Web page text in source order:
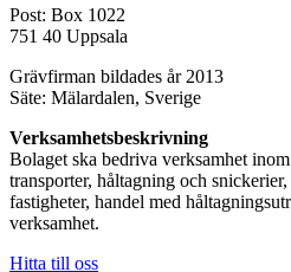
Post: Box 1022
751 40 Uppsala
Grävfirman bildades år 2013
Säte: Mälardalen, Sverige
Verksamhetsbeskrivning
Bolaget ska bedriva verksamhet
transporter, håltagning och
fastigheter, handel med
verksamhet.
Hitta till oss